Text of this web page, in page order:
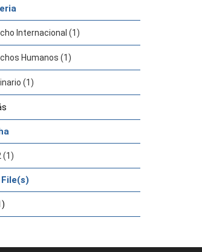
Internacional (1)
Humanos (1)
(1)
(1)